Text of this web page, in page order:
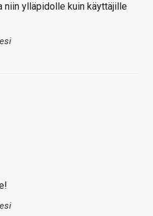
niin ylläpidolle kuin käyttäjille